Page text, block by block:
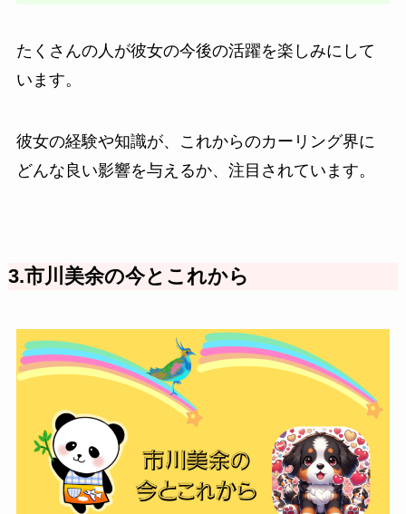
たくさんの人が彼女の今後の活躍を楽しみにして
います。
彼女の経験や知識が、これからのカーリング界に
どんな良い影響を与えるか、注目されています。
3.市川美余の今とこれから